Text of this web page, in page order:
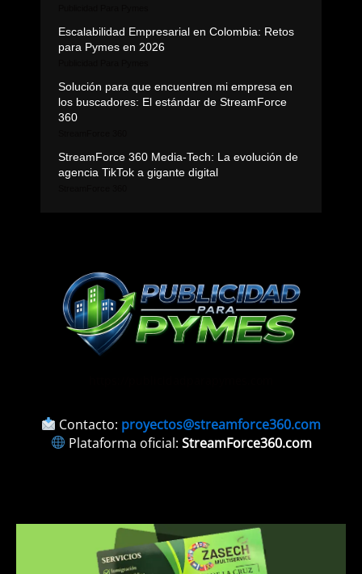
Escalabilidad Empresarial en Colombia: Retos
para Pymes en 2026
Solución para que encuentren mi empresa en
los buscadores: El estándar de StreamForce
360
StreamForce 360 Media-Tech: La evolución de
agencia TikTok a gigante digital
Contacto: proyectos@streamforce360.com
Plataforma oficial: StreamForce360.com